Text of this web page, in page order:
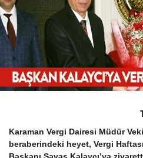
Karaman Vergi Dairesi Müdür
beraberindeki heyet, Vergi